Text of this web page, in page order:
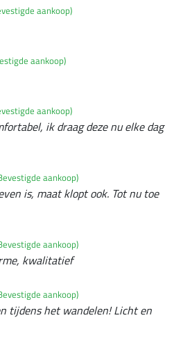
aankoop)
aankoop)
aankoop)
ik draag deze nu elke dag
aankoop)
is, maat klopt ook. Tot nu toe
aankoop)
kwalitatief
aankoop)
tijdens het wandelen! Licht en